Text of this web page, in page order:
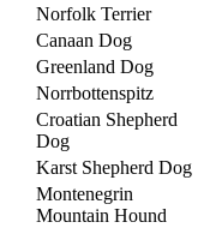
Norfolk Terrier
Canaan Dog
Greenland Dog
Norrbottenspitz
Croatian Shepherd
Dog
Karst Shepherd Dog
Montenegrin
Mountain Hound